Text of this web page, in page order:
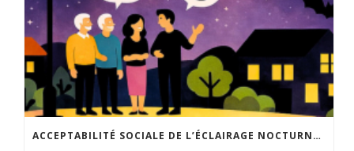
ACCEPTABILITÉ SOCIALE DE L’ÉCLAIRAGE NOCTURNE : LE REPLAY EST DISPONIBLE